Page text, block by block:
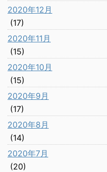
2020年12月
(17)
2020年11月
(15)
2020年10月
(15)
2020年9月
(17)
2020年8月
(14)
2020年7月
(20)